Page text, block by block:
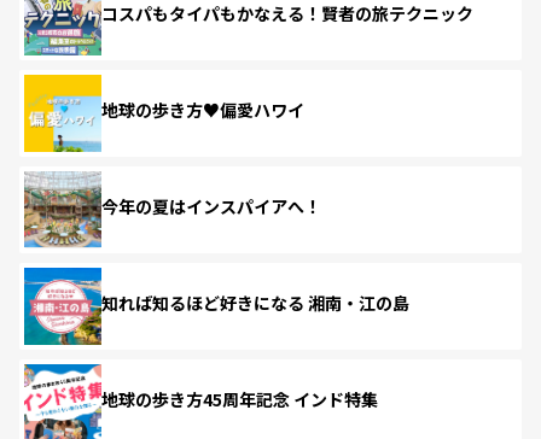
コスパもタイパもかなえる！賢者の旅テクニック
地球の歩き方♥偏愛ハワイ
今年の夏はインスパイアへ！
知れば知るほど好きになる 湘南・江の島
地球の歩き方45周年記念 インド特集